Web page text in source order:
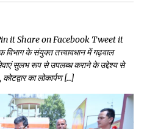
it Share on Facebook Tweet it
के संयुक्त तत्त्वावधान में गढ़वाल
सेवाएं सुलभ रूप से उपलब्ध कराने के उद्देश्य से
का लोकार्पण […]